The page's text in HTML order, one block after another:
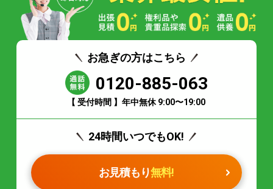
お急ぎの方はこちら
0120-885-063
【 受付時間 】年中無休 9:00〜19:00
24時間いつでもOK!
お見積もり無料!